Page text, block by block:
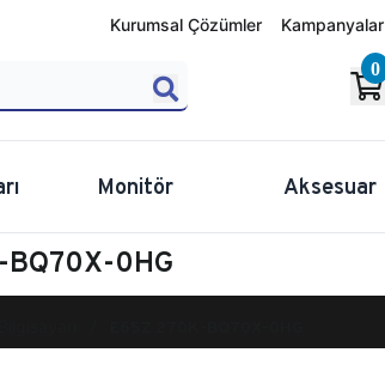
Kurumsal Çözümler Kampanyalar
0
Monitör Aksesuar
0HG